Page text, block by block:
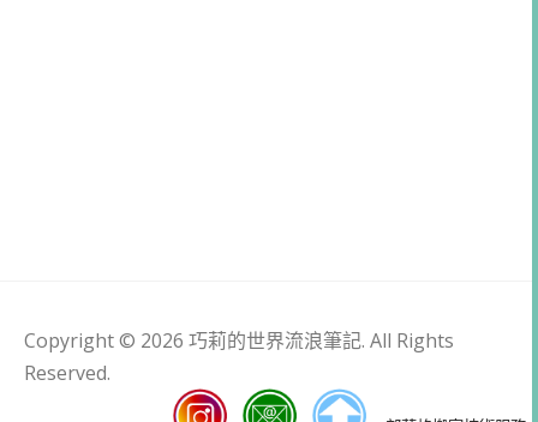
Copyright © 2026 巧莉的世界流浪筆記. All Rights
Reserved.